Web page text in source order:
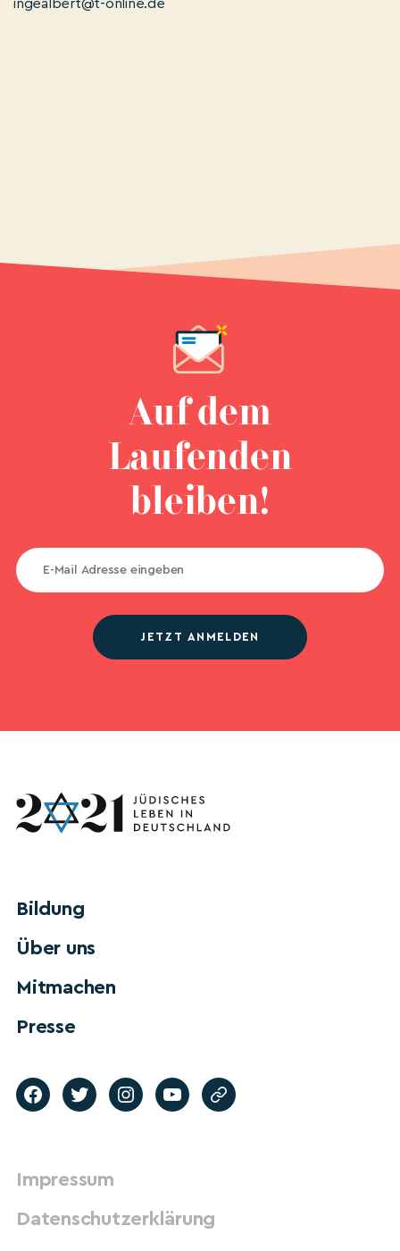
ingealbert@t-online.de
Auf dem
Laufenden
bleiben!
JETZT ANMELDEN
Bildung
Über uns
Mitmachen
Presse
Impressum
Datenschutzerklärung